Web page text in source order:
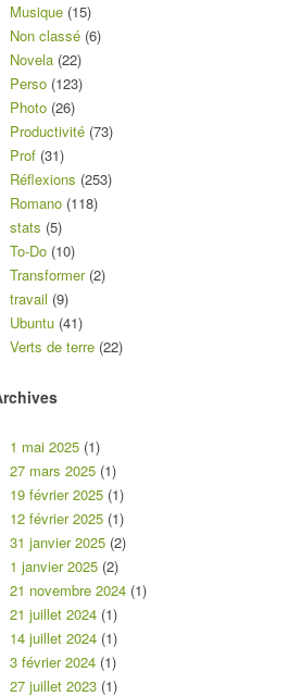
Musique (15)
Non classé (6)
Novela (22)
Perso (123)
Photo (26)
Productivité (73)
Prof (31)
Réflexions (253)
Romano (118)
stats (5)
To-Do (10)
Transformer(2)
travail (9)
Ubuntu (41)
Verts de terre (22)
1 mai 2025 (1)
27 mars 2025 (1)
19 février 2025 (1)
12 février 2025 (1)
31 janvier 2025 (2)
1 janvier 2025 (2)
21 novembre 2024 (1)
21 juillet 2024 (1)
14 juillet 2024 (1)
3 février 2024 (1)
27 juillet 2023 (1)